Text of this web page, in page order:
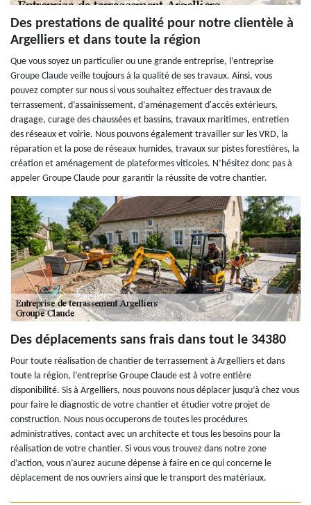
Des prestations de qualité pour notre clientèle à
Argelliers et dans toute la région
Que vous soyez un particulier ou une grande entreprise, l’entreprise
Groupe Claude veille toujours à la qualité de ses travaux. Ainsi, vous
pouvez compter sur nous si vous souhaitez effectuer des travaux de
terrassement, d’assainissement, d’aménagement d'accès extérieurs,
dragage, curage des chaussées et bassins, travaux maritimes, entretien
des réseaux et voirie. Nous pouvons également travailler sur les VRD, la
réparation et la pose de réseaux humides, travaux sur pistes forestières, la
création et aménagement de plateformes viticoles. N’hésitez donc pas à
appeler Groupe Claude pour garantir la réussite de votre chantier.
Des déplacements sans frais dans tout le 34380
Pour toute réalisation de chantier de terrassement à Argelliers et dans
toute la région, l’entreprise Groupe Claude est à votre entière
disponibilité. Sis à Argelliers, nous pouvons nous déplacer jusqu’à chez vous
pour faire le diagnostic de votre chantier et étudier votre projet de
construction. Nous nous occuperons de toutes les procédures
administratives, contact avec un architecte et tous les besoins pour la
réalisation de votre chantier. Si vous vous trouvez dans notre zone
d’action, vous n’aurez aucune dépense à faire en ce qui concerne le
déplacement de nos ouvriers ainsi que le transport des matériaux.